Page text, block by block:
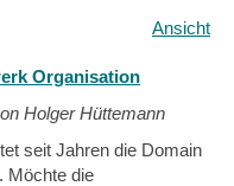
Ansicht
Organisation
Holger Hüttemann
seit Jahren die Domain
Möchte die